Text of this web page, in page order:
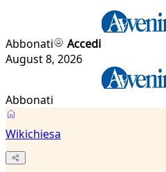
Abbonati
Accedi
August 8, 2026
Abbonati
Wikichiesa